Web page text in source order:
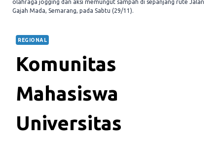
olahraga jogging dan aksi memungut sampah di sepanjang rute Jalan
Gajah Mada, Semarang, pada Sabtu (29/11).
REGIONAL
Komunitas
Mahasiswa
Universitas